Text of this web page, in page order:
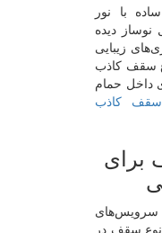
با نور
نوساز دیده
زیبایی
سقف کاذب
داخل حمام
سقف کاذب
برای
نوع سقف در